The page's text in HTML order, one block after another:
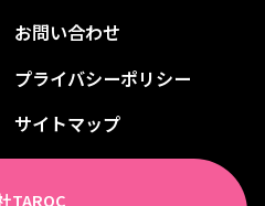
お問い合わせ
プライバシーポリシー
サイトマップ
TAROC